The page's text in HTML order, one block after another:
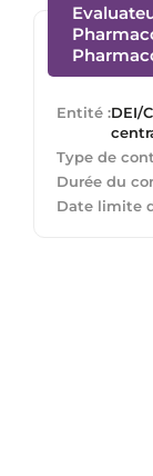
Entité :DEI/
Type de
Durée du
Date limite